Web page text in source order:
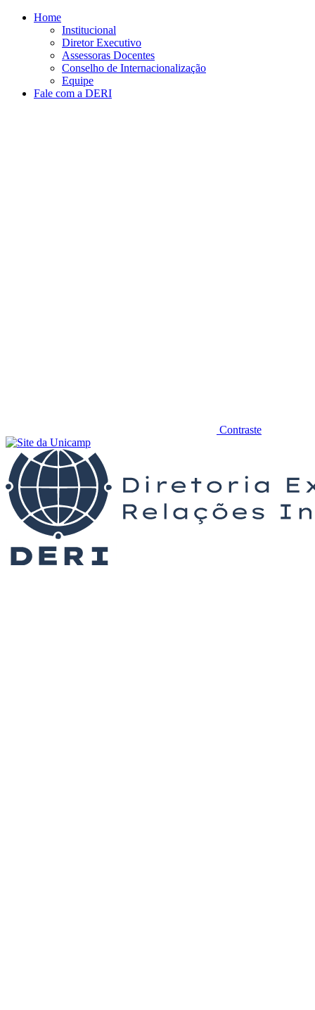
Conteúdo principal
Home
Institucional
Diretor Executivo
Assessoras Docentes
Conselho de Internacionalização
Equipe
Fale com a DERI
Contraste